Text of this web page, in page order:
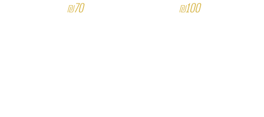
₪100
₪70